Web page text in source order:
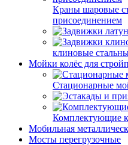
Краны шаровые
присоединением
клиновые
Мойки колёс для
Стационарные
Комплектующие
Мобильная
Мосты перегрузочные